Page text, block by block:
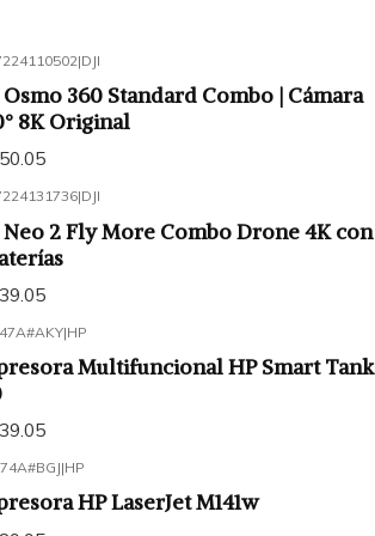
|DJI
Osmo 360 Standard Combo | Cámara
8K Original
|DJI
Neo 2 Fly More Combo Drone 4K con
|HP
Multifuncional HP Smart Tank
|HP
HP LaserJet M141w